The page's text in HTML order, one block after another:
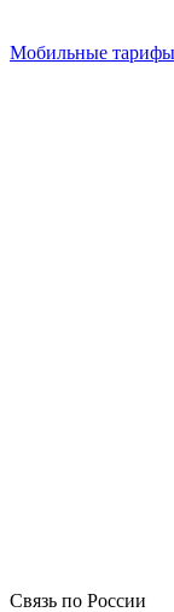
Мобильные тарифы
Связь по России